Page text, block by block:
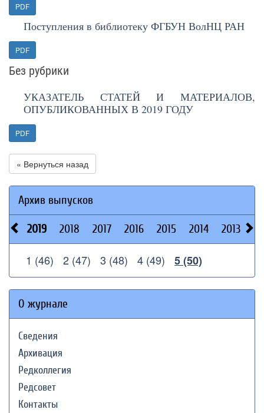
PDF
Поступления в библиотеку ФГБУН ВолНЦ РАН
PDF
Без рубрики
УКАЗАТЕЛЬ СТАТЕЙ И МАТЕРИАЛОВ,
ОПУБЛИКОВАННЫХ В 2019 ГОДУ
PDF
« Вернуться назад
Архив выпусков
2019 2018 2017 2016 2015 2014 2013
1 (46) 2 (47) 3 (48) 4 (49) 5 (50)
О журнале
Сведения
Архивация
Редколлегия
Редсовет
Контакты